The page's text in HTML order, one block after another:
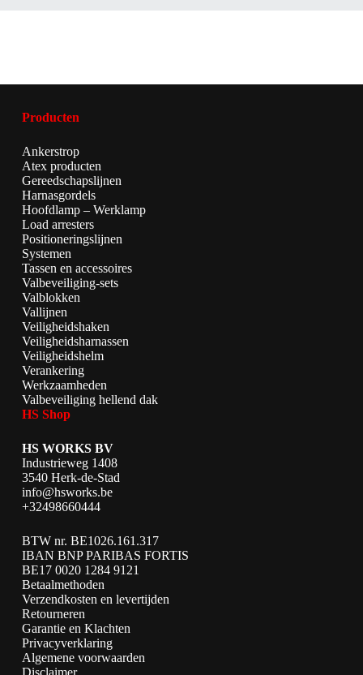
Producten
Ankerstrop
Atex producten
Gereedschapslijnen
Harnasgordels
Hoofdlamp – Werklamp
Load arresters
Positioneringslijnen
Systemen
Tassen en accessoires
Valbeveiliging-sets
Valblokken
Vallijnen
Veiligheidshaken
Veiligheidsharnassen
Veiligheidshelm
Verankering
Werkzaamheden
Valbeveiliging hellend dak
HS Shop
HS WORKS BV
Industrieweg 1408
3540 Herk-de-Stad
info@hsworks.be
+32498660444
BTW nr. BE1026.161.317
IBAN BNP PARIBAS FORTIS
BE17 0020 1284 9121
Betaalmethoden
Verzendkosten en levertijden
Retourneren
Garantie en Klachten
Privacyverklaring
Algemene voorwaarden
Disclaimer